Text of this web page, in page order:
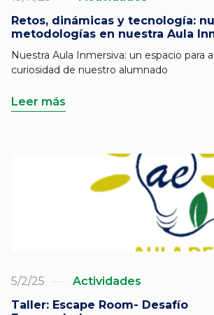
Retos, dinámicas y tecnología:
metodologías en nuestra Aula
Nuestra Aula Inmersiva: un espacio para
curiosidad de nuestro alumnado
Leer más
5/2/25
Actividades
Taller: Escape Room- Desafío